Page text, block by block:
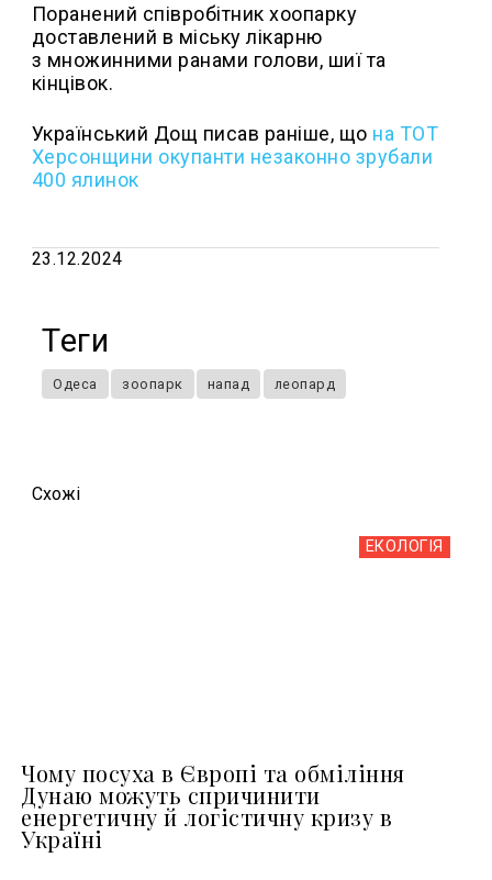
Поранений співробітник хоопарку
доставлений в міську лікарню
з множинними ранами голови, шиї та
кінцівок.
Український Дощ писав раніше, що на ТОТ
Херсонщини окупанти незаконно зрубали
400 ялинок
23.12.2024
Теги
Одеса зоопарк напад леопард
Схожi
ЕКОЛОГІЯ
Чому посуха в Європі та обміління
Дунаю можуть спричинити
енергетичну й логістичну кризу в
Україні